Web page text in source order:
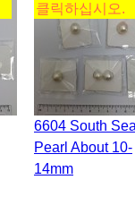
클릭하십시오.
6604 South Sea
Pearl About 10-
14mm